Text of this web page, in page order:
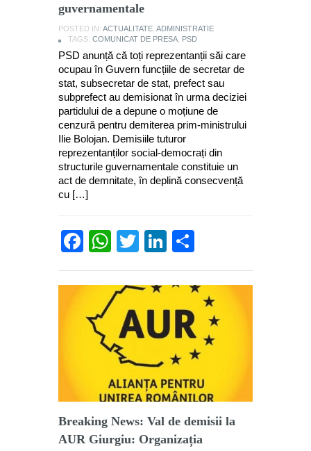
guvernamentale
POSTED IN: ACTUALITATE ADMINISTRATIE
TAGS: COMUNICAT DE PRESA PSD
PSD anunță că toți reprezentanții săi care
ocupau în Guvern funcțiile de secretar de
stat, subsecretar de stat, prefect sau
subprefect au demisionat în urma deciziei
partidului de a depune o moțiune de
cenzură pentru demiterea prim-ministrului
Ilie Bolojan. Demisiile tuturor
reprezentanților social-democrați din
structurile guvernamentale constituie un
act de demnitate, în deplină consecvență
cu […]
Facebook
WhatsApp
TwitterLinkedIn
Breaking News: Val de demisii la
AUR Giurgiu: Organizația